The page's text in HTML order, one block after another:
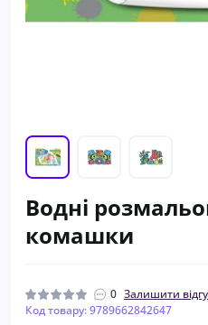
Водні
комашки
0 Залишити
Код товару: 9789662842647